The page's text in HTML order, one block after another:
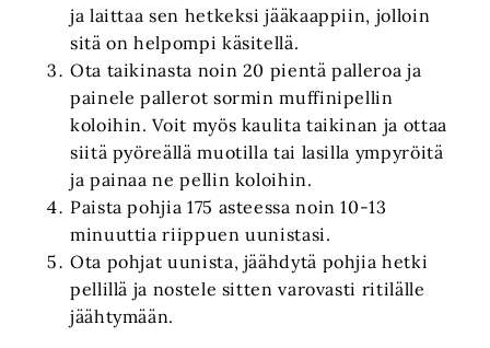
ja laittaa sen hetkeksi jääkaappiin, jolloin
sitä on helpompi käsitellä.
Ota taikinasta noin 20 pientä palleroa ja
painele pallerot sormin muffinipellin
koloihin. Voit myös kaulita taikinan ja ottaa
siitä pyöreällä muotilla tai lasilla ympyröitä
ja painaa ne pellin koloihin.
Paista pohjia 175 asteessa noin 10-13
minuuttia riippuen uunistasi.
Ota pohjat uunista, jäähdytä pohjia hetki
pellillä ja nostele sitten varovasti ritilälle
jäähtymään.